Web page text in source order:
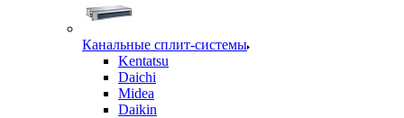
Канальные сплит-системы
Kentatsu
Daichi
Midea
Daikin